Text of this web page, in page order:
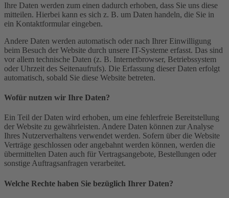
Ihre Daten werden zum einen dadurch erhoben, dass Sie uns diese
mitteilen. Hierbei kann es sich z. B. um Daten handeln, die Sie in
ein Kontaktformular eingeben.
Andere Daten werden automatisch oder nach Ihrer Einwilligung
beim Besuch der Website durch unsere IT-Systeme erfasst. Das sind
vor allem technische Daten (z. B. Internetbrowser, Betriebssystem
oder Uhrzeit des Seitenaufrufs). Die Erfassung dieser Daten erfolgt
automatisch, sobald Sie diese Website betreten.
Wofür nutzen wir Ihre Daten?
Ein Teil der Daten wird erhoben, um eine fehlerfreie Bereitstellung
der Website zu gewährleisten. Andere Daten können zur Analyse
Ihres Nutzerverhaltens verwendet werden. Sofern über die Website
Verträge geschlossen oder angebahnt werden können, werden die
übermittelten Daten auch für Vertragsangebote, Bestellungen oder
sonstige Auftragsanfragen verarbeitet.
Welche Rechte haben Sie bezüglich Ihrer Daten?